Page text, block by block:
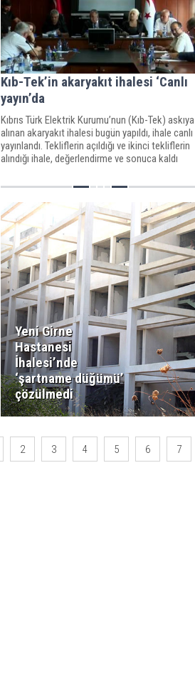
Kıb-Tek’in akaryakıt ihalesi ‘Canlı
yayın’da
Kıbrıs Türk Elektrik Kurumu’nun (Kıb-Tek) askıya
alınan akaryakıt ihalesi bugün yapıldı, ihale canlı
yayınlandı. Tekliflerin açıldığı ve ikinci tekliflerin
alındığı ihale, değerlendirme ve sonuca kaldı
Yeni Girne
Hastanesi
İhalesi’nde
‘şartname düğümü’
çözülmedi
2 3 4 5 6 7